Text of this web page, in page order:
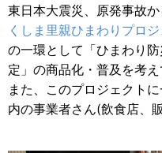
東日本大震災、原発事故
くしま里親ひまわりプロジ
の一環として「ひまわり
定」の商品化・普及を考え
また、このプロジェクト
内の事業者さん(飲食店、